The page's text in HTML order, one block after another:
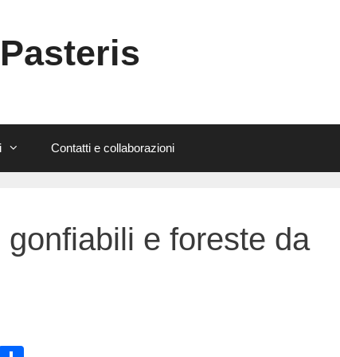
Contatti e collaborazioni
e foreste da